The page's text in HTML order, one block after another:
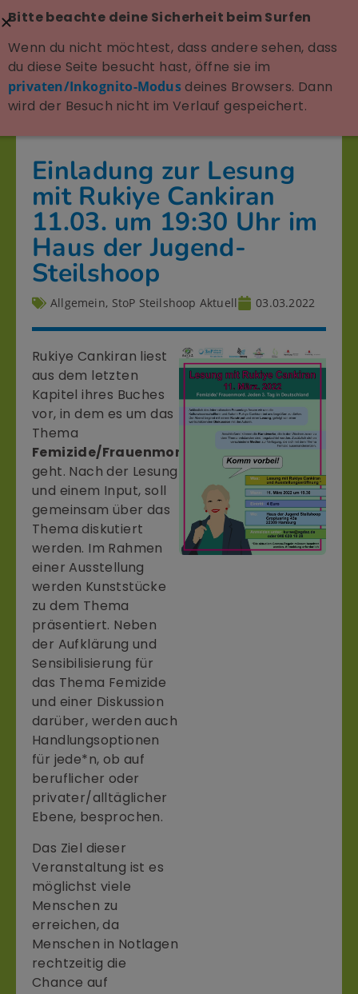
Einladung zur Lesung
mit Rukiye Cankiran
11.03. um 19:30 Uhr im
Haus der Jugend-
Steilshoop
Allgemein, StoP Steilshoop Aktuell 03.03.2022
Rukiye Cankiran liest
aus dem letzten
Kapitel ihres Buches
vor, in dem es um das
Thema
Femizide/Frauenmorden
geht. Nach der Lesung
und einem Input, soll
gemeinsam über das
Thema diskutiert
werden. Im Rahmen
einer Ausstellung
werden Kunststücke
zu dem Thema
präsentiert. Neben
der Aufklärung und
Sensibilisierung für
das Thema Femizide
und einer Diskussion
darüber, werden auch
Handlungsoptionen
für jede*n, ob auf
beruflicher oder
privater/alltäglicher
Ebene, besprochen.
Das Ziel dieser
Veranstaltung ist es
möglichst viele
Menschen zu
erreichen, da
Menschen in Notlagen
rechtzeitig die
Chance auf
Bitte beachte deine Sicherheit beim Surfen
Wenn du nicht möchtest, dass andere sehen, dass
du diese Seite besucht hast, öffne sie im
privaten/Inkognito-Modusdeines Browsers. Dann
wird der Besuch nicht im Verlauf gespeichert.